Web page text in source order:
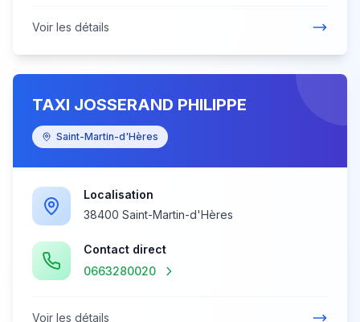
Voir les détails
TAXI JOSSERAND PHILIPPE
Saint-Martin-d'Hères
Localisation
38400 Saint-Martin-d'Hères
Contact direct
0663280020
Voir les détails